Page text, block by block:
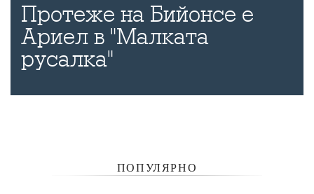
Протеже на Бийонсе е
Ариел в "Малката
русалка"
ПОПУЛЯРНО